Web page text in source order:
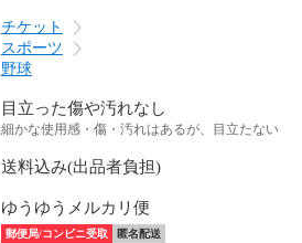
チケット
スポーツ
野球
目立った傷や汚れなし
細かな使用感・傷・汚れはあるが、目立たない
送料込み(出品者負担)
ゆうゆうメルカリ便
郵便局/コンビニ受取 匿名配送